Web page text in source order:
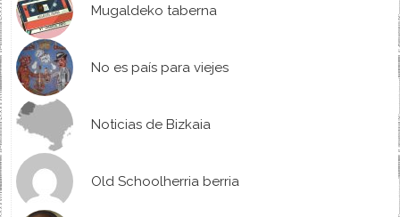
Mugaldeko taberna
No es país para viejes
Noticias de Bizkaia
Old Schoolherria berria